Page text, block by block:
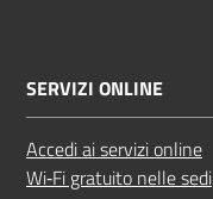
SERVIZI ONLINE
Accedi ai servizi online
Wi‑Fi gratuito nelle sedi